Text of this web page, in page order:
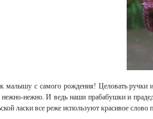
к малышу с самого рождения! Целовать
нежно-нежно. И ведь наши прабабушки и
ласки все реже используют красивое слово